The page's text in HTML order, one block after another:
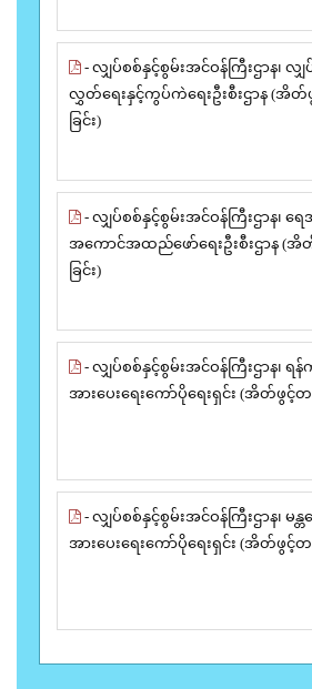
- လျှပ်စစ်နှင့်စွမ်းအင်ဝန်ကြီးဌာန၊ လ
လွှတ်ရေးနှင့်ကွပ်ကဲရေးဦးစီးဌာန (အိတ်
ခြင်း)
- လျှပ်စစ်နှင့်စွမ်းအင်ဝန်ကြီးဌာန၊ ရ
အကောင်အထည်ဖော်ရေးဦးစီးဌာန (အိ
ခြင်း)
- လျှပ်စစ်နှင့်စွမ်းအင်ဝန်ကြီးဌာန၊ ရ
အားပေးရေးကော်ပိုရေးရှင်း (အိတ်ဖွင့်တင်
- လျှပ်စစ်နှင့်စွမ်းအင်ဝန်ကြီးဌာန၊ မ
အားပေးရေးကော်ပိုရေးရှင်း (အိတ်ဖွင့်တင်